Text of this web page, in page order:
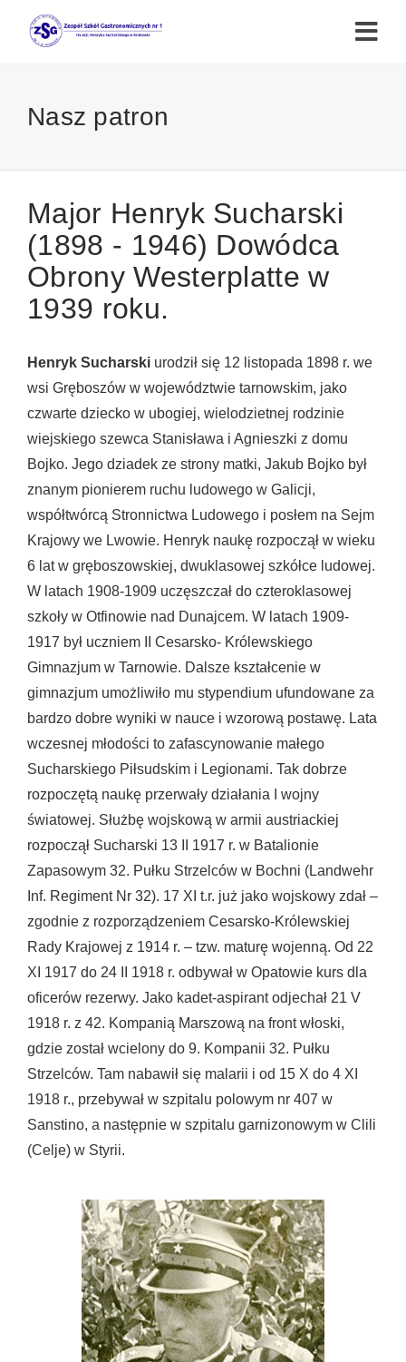
Nasz patron
Major Henryk Sucharski
(1898 - 1946) Dowódca
Obrony Westerplatte w
1939 roku.
Henryk Sucharski urodził się 12 listopada 1898 r. we
wsi Gręboszów w województwie tarnowskim, jako
czwarte dziecko w ubogiej, wielodzietnej rodzinie
wiejskiego szewca Stanisława i Agnieszki z domu
Bojko. Jego dziadek ze strony matki, Jakub Bojko był
znanym pionierem ruchu ludowego w Galicji,
współtwórcą Stronnictwa Ludowego i posłem na Sejm
Krajowy we Lwowie. Henryk naukę rozpoczął w wieku
6 lat w gręboszowskiej, dwuklasowej szkółce ludowej.
W latach 1908-1909 uczęszczał do czteroklasowej
szkoły w Otfinowie nad Dunajcem. W latach 1909-
1917 był uczniem II Cesarsko- Królewskiego
Gimnazjum w Tarnowie. Dalsze kształcenie w
gimnazjum umożliwiło mu stypendium ufundowane za
bardzo dobre wyniki w nauce i wzorową postawę. Lata
wczesnej młodości to zafascynowanie małego
Sucharskiego Piłsudskim i Legionami. Tak dobrze
rozpoczętą naukę przerwały działania I wojny
światowej. Służbę wojskową w armii austriackiej
rozpoczął Sucharski 13 II 1917 r. w Batalionie
Zapasowym 32. Pułku Strzelców w Bochni (Landwehr
Inf. Regiment Nr 32). 17 XI t.r. już jako wojskowy zdał –
zgodnie z rozporządzeniem Cesarsko-Królewskiej
Rady Krajowej z 1914 r. – tzw. maturę wojenną. Od 22
XI 1917 do 24 II 1918 r. odbywał w Opatowie kurs dla
oficerów rezerwy. Jako kadet-aspirant odjechał 21 V
1918 r. z 42. Kompanią Marszową na front włoski,
gdzie został wcielony do 9. Kompanii 32. Pułku
Strzelców. Tam nabawił się malarii i od 15 X do 4 XI
1918 r., przebywał w szpitalu polowym nr 407 w
Sanstino, a następnie w szpitalu garnizonowym w Clili
(Celje) w Styrii.